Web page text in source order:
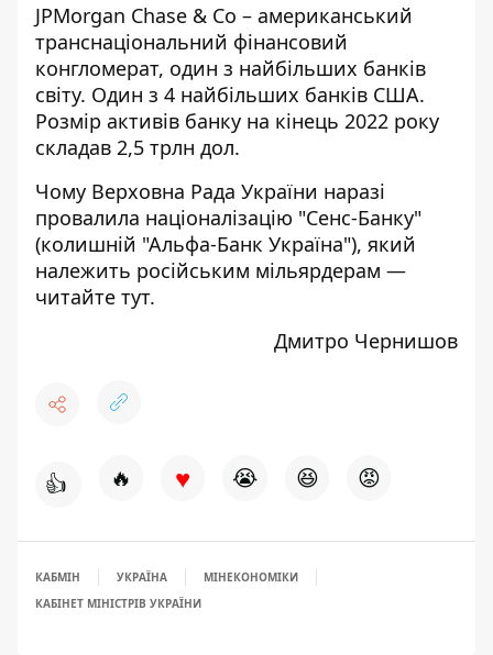
JPMorgan Chase & Co – американський
транснаціональний фінансовий
конгломерат, один з найбільших банків
світу. Один з 4 найбільших банків США.
Розмір активів банку на кінець 2022 року
складав 2,5 трлн дол.
Чому Верховна Рада України наразі
провалила націоналізацію "Сенс-Банку"
(колишній "Альфа-Банк Україна"), який
належить російським мільярдерам —
читайте тут.
Дмитро Чернишов
👍 🔥 ♥ 😭 😆 😡
КАБМІН УКРАЇНА
МІНЕКОНОМІКИ
КАБІНЕТ МІНІСТРІВ УКРАЇНИ